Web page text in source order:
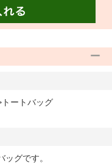
ートバッグ
グです。